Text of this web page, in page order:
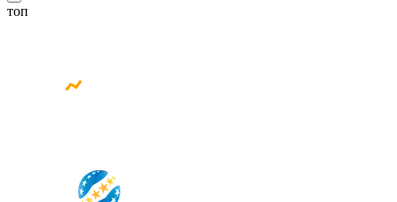
топ